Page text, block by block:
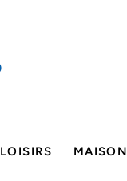
LOISIRS MAISON